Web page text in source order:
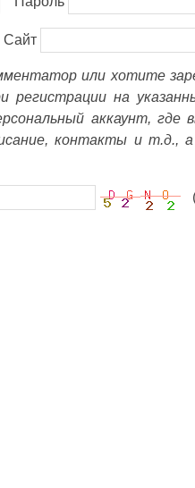
Сайт
или хотите
регистрации на
аккаунт, где
контакты и т.д.,